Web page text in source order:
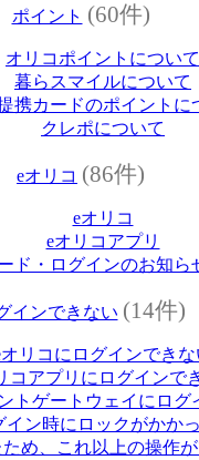
ポイント (60件)
オリコポイントについて
暮らスマイルについて
携カードのポイントに
クレポについて
eオリコ (86件)
eオリコ
eオリコアプリ
ド・ログインのお知ら
インできない (14件)
オリコにログインできな
コアプリにログインで
トゲートウェイにログ
イン時にロックがかか
め、これ以上の操作